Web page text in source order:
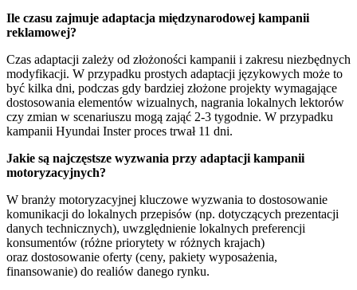
Ile czasu zajmuje adaptacja międzynarodowej kampanii
reklamowej?
Czas adaptacji zależy od złożoności kampanii i zakresu niezbędnych
modyfikacji. W przypadku prostych adaptacji językowych może to
być kilka dni, podczas gdy bardziej złożone projekty wymagające
dostosowania elementów wizualnych, nagrania lokalnych lektorów
czy zmian w scenariuszu mogą zająć 2-3 tygodnie. W przypadku
kampanii Hyundai Inster proces trwał 11 dni.
Jakie są najczęstsze wyzwania przy adaptacji kampanii
motoryzacyjnych?
W branży motoryzacyjnej kluczowe wyzwania to dostosowanie
komunikacji do lokalnych przepisów (np. dotyczących prezentacji
danych technicznych), uwzględnienie lokalnych preferencji
konsumentów (różne priorytety w różnych krajach)
oraz dostosowanie oferty (ceny, pakiety wyposażenia,
finansowanie) do realiów danego rynku.